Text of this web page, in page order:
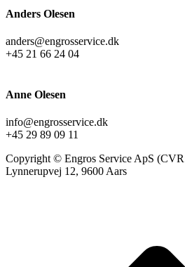
Anders Olesen
anders@engrosservice.dk
+45 21 66 24 04
Anne Olesen
info@engrosservice.dk
+45 29 89 09 11
Copyright © Engros Service ApS
Lynnerupvej 12, 9600 Aars